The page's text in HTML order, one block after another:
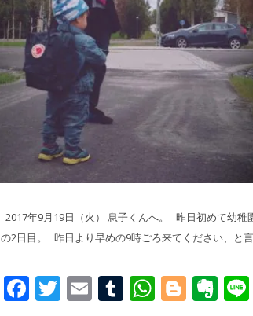
2017年9月19日（火） 息子くんへ。 昨日初めて幼
の2日目。 昨日より早めの9時ごろ来てください、と
Facebook
Twitter
EmailTumblr